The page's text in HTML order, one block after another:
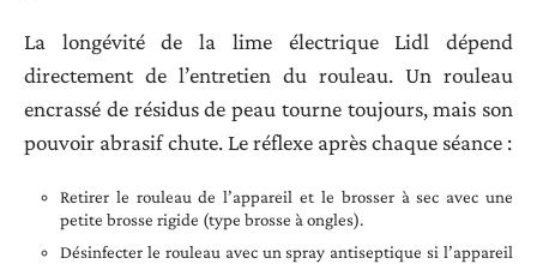
La longévité de la lime électrique Lidl dépend
directement de l’entretien du rouleau. Un rouleau
encrassé de résidus de peau tourne toujours, mais son
pouvoir abrasif chute. Le réflexe après chaque séance :
Retirer le rouleau de l’appareil et le brosser à sec avec une
petite brosse rigide (type brosse à ongles).
Désinfecter le rouleau avec un spray antiseptique si l’appareil